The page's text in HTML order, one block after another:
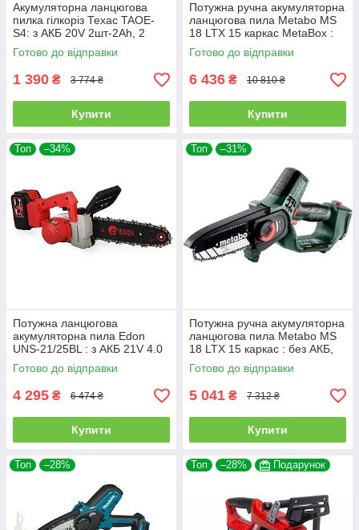
Акумуляторна ланцюгова
пилка гілкоріз Техас TAOE-
S4: з АКБ 20V 2шт-2Ah, 2
шини і ланцюги по
100/150мм
Готово до відправки
1 390 ₴ 3 774 ₴
Купити
Потужна ручна акумуляторна
ланцюгова пила Metabo MS
18 LTX 15 каркас MetaBox :
без АКБ, шина 15 см
Готово до відправки
6 436 ₴ 10 810 ₴
Купити
Топ –34%
Потужна ланцюгова
акумуляторна пила Edon
UNS-21/25BL : з АКБ 21V 4.0
Ah, шина 25 см
Готово до відправки
4 295 ₴ 6 474 ₴
Купити
Топ –31%
Потужна ручна акумуляторна
ланцюгова пила Metabo MS
18 LTX 15 каркас : без АКБ,
шина 15 см
Готово до відправки
5 041 ₴ 7 312 ₴
Купити
Топ –28% Топ –28% Подарунок